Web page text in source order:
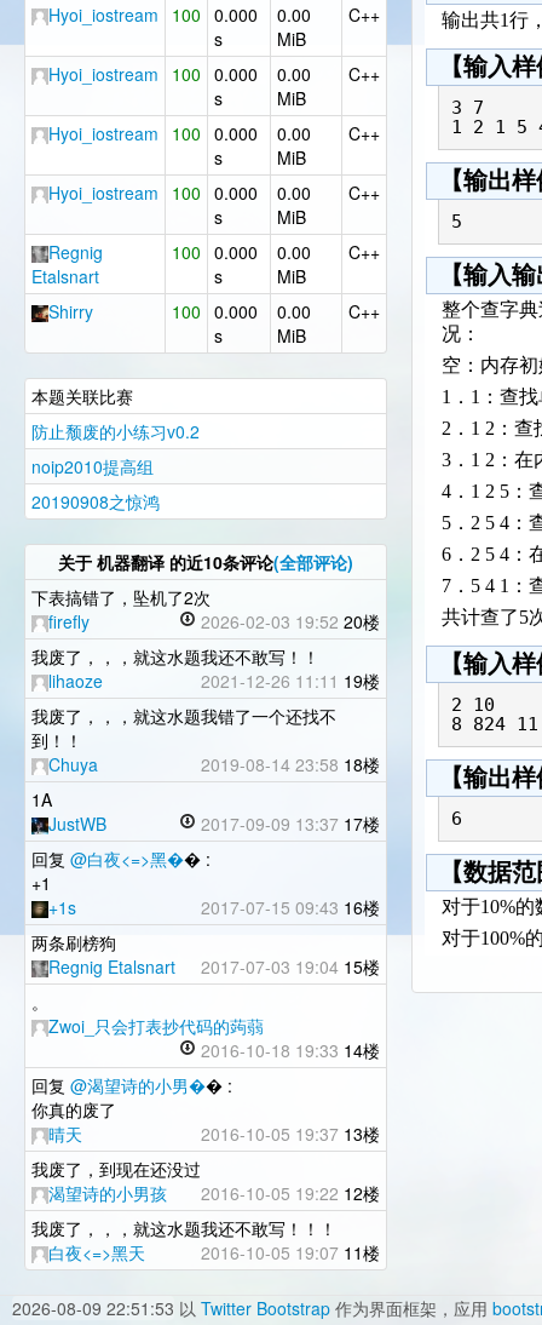
Hyoi_iostream 100 0.000
s
0.00
MiB
C++
Hyoi_iostream 100 0.000
s
0.00
MiB
C++
Hyoi_iostream 100 0.000
s
0.00
MiB
C++
Hyoi_iostream 100 0.000
s
0.00
MiB
C++
Regnig
Etalsnart
100 0.000
s
0.00
MiB
C++
Shirry 100 0.000
s
0.00
MiB
C++
本题关联比赛
防止颓废的小练习v0.2
noip2010提高组
20190908之惊鸿
关于 机器翻译 的近10条评论(全部评论)
下表搞错了，坠机了2次
firefly
2026-02-03 19:52 20楼
我废了，，，就这水题我还不敢写！！
lihaoze
2021-12-26 11:11 19楼
我废了，，，就这水题我错了一个还找不
到！！
Chuya
2019-08-14 23:58 18楼
1A
JustWB
2017-09-09 13:37 17楼
回复 @白夜<=>黑�� :
+1
+1s
2017-07-15 09:43 16楼
两条刷榜狗
Regnig Etalsnart
2017-07-03 19:04 15楼
。
Zwoi_只会打表抄代码的蒟蒻
2016-10-18 19:33 14楼
回复 @渴望诗的小男�� :
你真的废了
晴天
2016-10-05 19:37 13楼
我废了，到现在还没过
渴望诗的小男孩
2016-10-05 19:22 12楼
我废了，，，就这水题我还不敢写！！！
白夜<=>黑天
2016-10-05 19:07 11楼
输出共1行
【输入
3 7
【输出
【输入
整个查字
况：
空：内存
1．1：查
2．1 2：查
3．1 2：在
4．1 2 5：
5．2 5 4：
6．2 5 4：
7．5 4 1：
共计查了5
【输入
2 10
【输出
【数据
对于10%的
对于100%
2026-08-09 22:51:53 以 Twitter Bootstrap 作为界面框架，应用